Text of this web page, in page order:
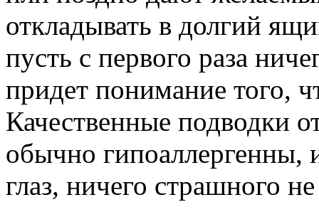
откладывать в долгий
пусть с первого раза
придет понимание того,
Качественные подводки
обычно гипоаллергенны,
глаз, ничего страшного